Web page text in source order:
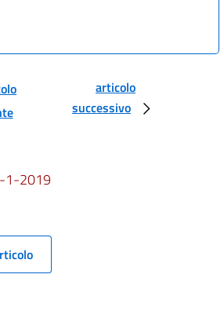
articolo
successivo
1-2019